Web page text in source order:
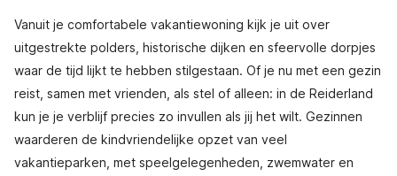
Vanuit je comfortabele vakantiewoning kijk je uit over
uitgestrekte polders, historische dijken en sfeervolle dorpjes
waar de tijd lijkt te hebben stilgestaan. Of je nu met een gezin
reist, samen met vrienden, als stel of alleen: in de Reiderland
kun je je verblijf precies zo invullen als jij het wilt. Gezinnen
waarderen de kindvriendelijke opzet van veel
vakantieparken, met speelgelegenheden, zwemwater en